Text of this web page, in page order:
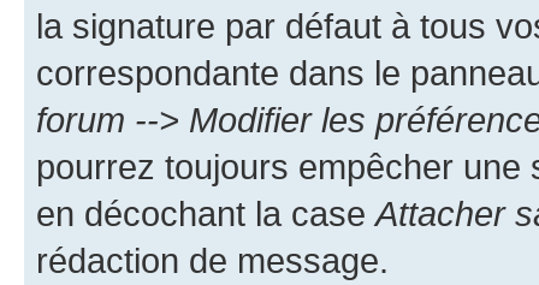
la signature par défaut à tous
correspondante dans le
forum --> Modifier les
pourrez toujours empêcher une
en décochant la case Attacher
rédaction de message.